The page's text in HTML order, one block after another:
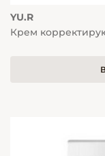
YU.R
Крем